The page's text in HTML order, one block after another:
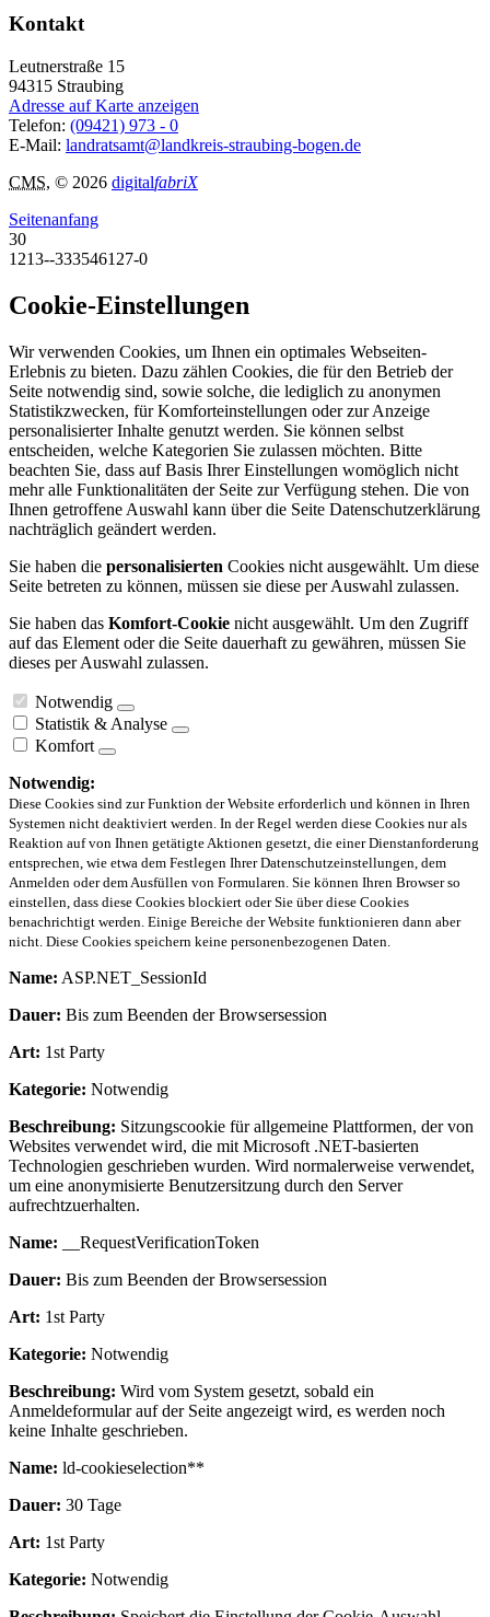
Kontakt
Leutnerstraße 15
94315 Straubing
Adresse auf Karte anzeigen
Telefon: (09421) 973 - 0
E-Mail: landratsamt@landkreis-straubing-bogen.de
CMS, © 2026 digitalfabriX
Seitenanfang
30
1213--333546127-0
Cookie-Einstellungen
Wir verwenden Cookies, um Ihnen ein optimales Webseiten-
Erlebnis zu bieten. Dazu zählen Cookies, die für den Betrieb der
Seite notwendig sind, sowie solche, die lediglich zu anonymen
Statistikzwecken, für Komforteinstellungen oder zur Anzeige
personalisierter Inhalte genutzt werden. Sie können selbst
entscheiden, welche Kategorien Sie zulassen möchten. Bitte
beachten Sie, dass auf Basis Ihrer Einstellungen womöglich nicht
mehr alle Funktionalitäten der Seite zur Verfügung stehen. Die von
Ihnen getroffene Auswahl kann über die Seite Datenschutzerklärung
nachträglich geändert werden.
Sie haben die personalisierten Cookies nicht ausgewählt. Um diese
Seite betreten zu können, müssen sie diese per Auswahl zulassen.
Sie haben das Komfort-Cookie nicht ausgewählt. Um den Zugriff
auf das Element oder die Seite dauerhaft zu gewähren, müssen Sie
dieses per Auswahl zulassen.
Notwendig
Statistik & Analyse
Komfort
Notwendig:
Diese Cookies sind zur Funktion der Website erforderlich und können in Ihren
Systemen nicht deaktiviert werden. In der Regel werden diese Cookies nur als
Reaktion auf von Ihnen getätigte Aktionen gesetzt, die einer Dienstanforderung
entsprechen, wie etwa dem Festlegen Ihrer Datenschutzeinstellungen, dem
Anmelden oder dem Ausfüllen von Formularen. Sie können Ihren Browser so
einstellen, dass diese Cookies blockiert oder Sie über diese Cookies
benachrichtigt werden. Einige Bereiche der Website funktionieren dann aber
nicht. Diese Cookies speichern keine personenbezogenen Daten.
Name: ASP.NET_SessionId
Dauer: Bis zum Beenden der Browsersession
Art: 1st Party
Kategorie: Notwendig
Beschreibung: Sitzungscookie für allgemeine Plattformen, der von
Websites verwendet wird, die mit Microsoft .NET-basierten
Technologien geschrieben wurden. Wird normalerweise verwendet,
um eine anonymisierte Benutzersitzung durch den Server
aufrechtzuerhalten.
Name: __RequestVerificationToken
Dauer: Bis zum Beenden der Browsersession
Art: 1st Party
Kategorie: Notwendig
Beschreibung: Wird vom System gesetzt, sobald ein
Anmeldeformular auf der Seite angezeigt wird, es werden noch
keine Inhalte geschrieben.
Name: ld-cookieselection**
Dauer: 30 Tage
Art: 1st Party
Kategorie: Notwendig